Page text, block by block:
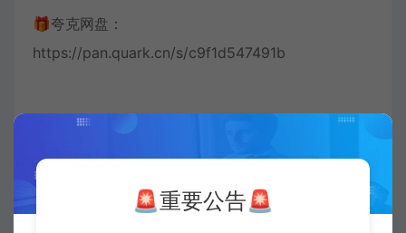
🎁夸克网盘：
https://pan.quark.cn/s/c9f1d547491b
点赞 (
本站所发布的全部内容源于互联网搬运，仅限于小范围内传播
🚨重要公告🚨